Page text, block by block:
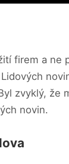
firem a ne
zvyklý, že
novin.